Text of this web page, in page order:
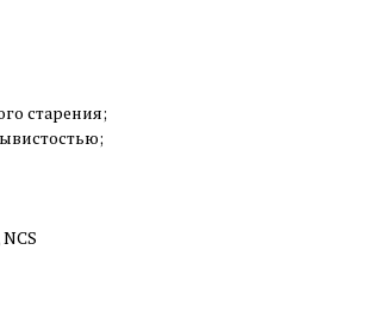
старения;